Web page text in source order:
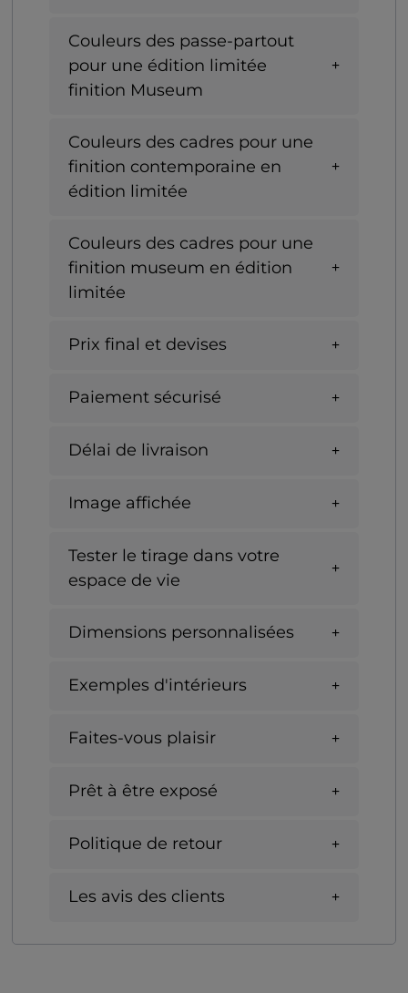
Couleurs des passe-partout
pour une édition limitée
finition Museum
Couleurs des cadres pour une
finition contemporaine en
édition limitée
Couleurs des cadres pour une
finition museum en édition
limitée
Prix final et devises
Paiement sécurisé
Délai de livraison
Image affichée
Tester le tirage dans votre
espace de vie
Dimensions personnalisées
Exemples d'intérieurs
Faites-vous plaisir
Prêt à être exposé
Politique de retour
Les avis des clients